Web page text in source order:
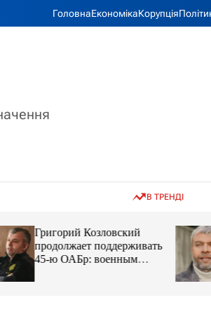
ГоловнаЕкономікаКорупція
В ТРЕНДІ
Григорий Козловский
продолжает поддерживать
45-ю ОАБр: военным